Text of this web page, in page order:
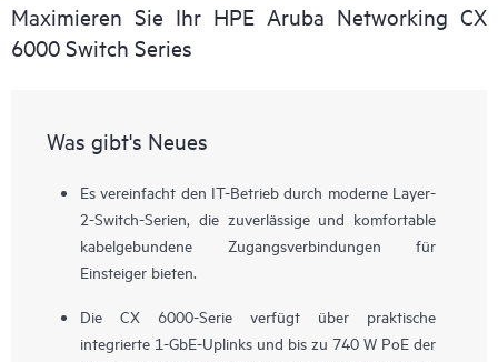
Maximieren Sie Ihr HPE Aruba Networking CX
6000 Switch Series
Was gibt's Neues
Es vereinfacht den IT-Betrieb durch moderne Layer-
2-Switch-Serien, die zuverlässige und komfortable
kabelgebundene Zugangsverbindungen für
Einsteiger bieten.
Die CX 6000-Serie verfügt über praktische
integrierte 1-GbE-Uplinks und bis zu 740 W PoE der